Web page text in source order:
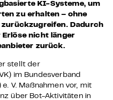
KI-Systeme, um
zu erhalten – ohne
Dadurch
nicht länger
zurück.
stellt der
im Bundesverband
V. Maßnahmen vor, mit
über Bot-Aktivitäten in